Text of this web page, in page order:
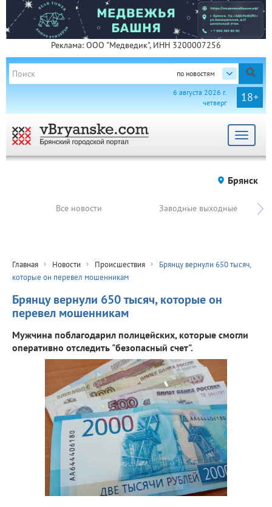
Реклама: ООО "Медведик", ИНН 3200007256
по новостям
18+
6 августа 2026 г.
четверг
Toggle
Брянск
Все новости Заводные выходные
Главная Новости Происшествия
Брянцу вернули 650 тысяч,
которые он перевел мошенникам
Брянцу вернули 650 тысяч, которые он
перевел мошенникам
Мужчина поблагодарил полицейских, которые смогли
оперативно отследить "безопасный счет".